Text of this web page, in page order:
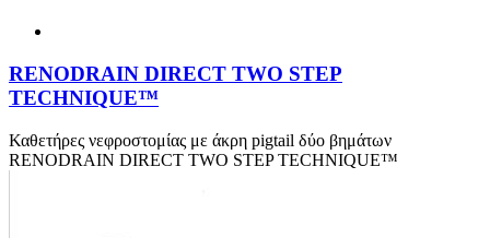
RENODRAIN DIRECT TWO STEP
TECHNIQUE™
Καθετήρες νεφροστομίας με άκρη pigtail δύο βημάτων
RENODRAIN DIRECT TWO STEP TECHNIQUE™